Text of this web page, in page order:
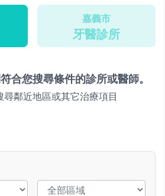
嘉義市
牙醫診所
合您搜尋條件的診所或醫師。
尋鄰近地區或其它治療項目